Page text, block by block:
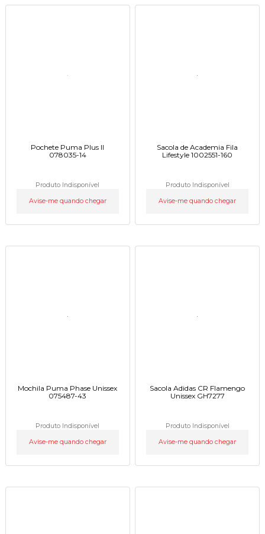
Pochete Puma Plus II
078035-14
Produto Indisponível
Avise-me quando chegar
Sacola de Academia Fila
Lifestyle 1002551-160
Produto Indisponível
Avise-me quando chegar
Mochila Puma Phase Unissex
075487-43
Produto Indisponível
Avise-me quando chegar
Sacola Adidas CR Flamengo
Unissex GH7277
Produto Indisponível
Avise-me quando chegar